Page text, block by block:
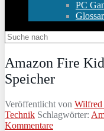
PC
Glossar
Amazon Fire
Speicher
Veröffentlicht von
Technik Schlagwörter:
Kommentare